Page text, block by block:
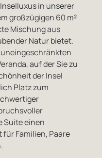
in unserer
großzügigen 60 m²
Mischung aus
Natur bietet.
auf der Sie zu
der Insel
Platz zum
Suite einen
Familien, Paare